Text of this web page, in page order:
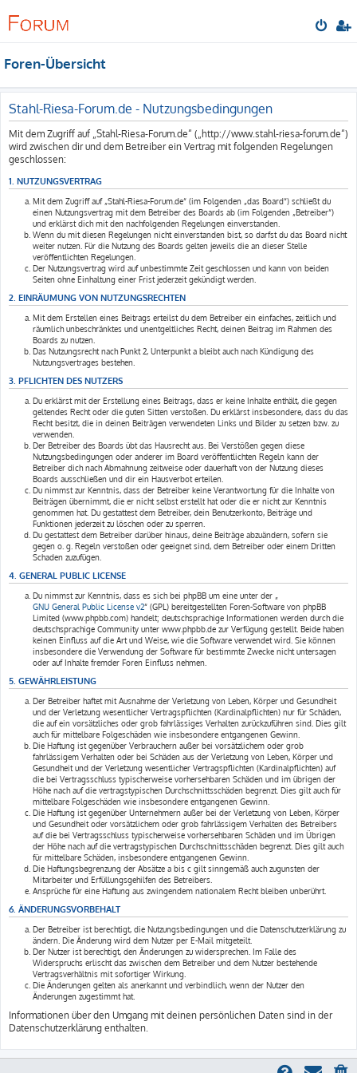
Foren-Übersicht
Stahl-Riesa-Forum.de - Nutzungsbedingungen
Mit dem Zugriff auf „Stahl-Riesa-Forum.de“ („http://www.stahl-riesa-forum.de“)
wird zwischen dir und dem Betreiber ein Vertrag mit folgenden Regelungen
geschlossen:
1. NUTZUNGSVERTRAG
Mit dem Zugriff auf „Stahl-Riesa-Forum.de“ (im Folgenden „das Board“) schließt du
einen Nutzungsvertrag mit dem Betreiber des Boards ab (im Folgenden „Betreiber“)
und erklärst dich mit den nachfolgenden Regelungen einverstanden.
Wenn du mit diesen Regelungen nicht einverstanden bist, so darfst du das Board nicht
weiter nutzen. Für die Nutzung des Boards gelten jeweils die an dieser Stelle
veröffentlichten Regelungen.
Der Nutzungsvertrag wird auf unbestimmte Zeit geschlossen und kann von beiden
Seiten ohne Einhaltung einer Frist jederzeit gekündigt werden.
2. EINRÄUMUNG VON NUTZUNGSRECHTEN
Mit dem Erstellen eines Beitrags erteilst du dem Betreiber ein einfaches, zeitlich und
räumlich unbeschränktes und unentgeltliches Recht, deinen Beitrag im Rahmen des
Boards zu nutzen.
Das Nutzungsrecht nach Punkt 2, Unterpunkt a bleibt auch nach Kündigung des
Nutzungsvertrages bestehen.
3. PFLICHTEN DES NUTZERS
Du erklärst mit der Erstellung eines Beitrags, dass er keine Inhalte enthält, die gegen
geltendes Recht oder die guten Sitten verstoßen. Du erklärst insbesondere, dass du das
Recht besitzt, die in deinen Beiträgen verwendeten Links und Bilder zu setzen bzw. zu
verwenden.
Der Betreiber des Boards übt das Hausrecht aus. Bei Verstößen gegen diese
Nutzungsbedingungen oder anderer im Board veröffentlichten Regeln kann der
Betreiber dich nach Abmahnung zeitweise oder dauerhaft von der Nutzung dieses
Boards ausschließen und dir ein Hausverbot erteilen.
Du nimmst zur Kenntnis, dass der Betreiber keine Verantwortung für die Inhalte von
Beiträgen übernimmt, die er nicht selbst erstellt hat oder die er nicht zur Kenntnis
genommen hat. Du gestattest dem Betreiber, dein Benutzerkonto, Beiträge und
Funktionen jederzeit zu löschen oder zu sperren.
Du gestattest dem Betreiber darüber hinaus, deine Beiträge abzuändern, sofern sie
gegen o. g. Regeln verstoßen oder geeignet sind, dem Betreiber oder einem Dritten
Schaden zuzufügen.
4. GENERAL PUBLIC LICENSE
Du nimmst zur Kenntnis, dass es sich bei phpBB um eine unter der „
GNU General Public License v2“ (GPL) bereitgestellten Foren-Software von phpBB
Limited (www.phpbb.com) handelt; deutschsprachige Informationen werden durch die
deutschsprachige Community unter www.phpbb.de zur Verfügung gestellt. Beide haben
keinen Einfluss auf die Art und Weise, wie die Software verwendet wird. Sie können
insbesondere die Verwendung der Software für bestimmte Zwecke nicht untersagen
oder auf Inhalte fremder Foren Einfluss nehmen.
5. GEWÄHRLEISTUNG
Der Betreiber haftet mit Ausnahme der Verletzung von Leben, Körper und Gesundheit
und der Verletzung wesentlicher Vertragspflichten (Kardinalpflichten) nur für Schäden,
die auf ein vorsätzliches oder grob fahrlässiges Verhalten zurückzuführen sind. Dies gilt
auch für mittelbare Folgeschäden wie insbesondere entgangenen Gewinn.
Die Haftung ist gegenüber Verbrauchern außer bei vorsätzlichem oder grob
fahrlässigem Verhalten oder bei Schäden aus der Verletzung von Leben, Körper und
Gesundheit und der Verletzung wesentlicher Vertragspflichten (Kardinalpflichten) auf
die bei Vertragsschluss typischerweise vorhersehbaren Schäden und im übrigen der
Höhe nach auf die vertragstypischen Durchschnittsschäden begrenzt. Dies gilt auch für
mittelbare Folgeschäden wie insbesondere entgangenen Gewinn.
Die Haftung ist gegenüber Unternehmern außer bei der Verletzung von Leben, Körper
und Gesundheit oder vorsätzlichem oder grob fahrlässigem Verhalten des Betreibers
auf die bei Vertragsschluss typischerweise vorhersehbaren Schäden und im Übrigen
der Höhe nach auf die vertragstypischen Durchschnittsschäden begrenzt. Dies gilt auch
für mittelbare Schäden, insbesondere entgangenen Gewinn.
Die Haftungsbegrenzung der Absätze a bis c gilt sinngemäß auch zugunsten der
Mitarbeiter und Erfüllungsgehilfen des Betreibers.
Ansprüche für eine Haftung aus zwingendem nationalem Recht bleiben unberührt.
6. ÄNDERUNGSVORBEHALT
Der Betreiber ist berechtigt, die Nutzungsbedingungen und die Datenschutzerklärung zu
ändern. Die Änderung wird dem Nutzer per E-Mail mitgeteilt.
Der Nutzer ist berechtigt, den Änderungen zu widersprechen. Im Falle des
Widerspruchs erlischt das zwischen dem Betreiber und dem Nutzer bestehende
Vertragsverhältnis mit sofortiger Wirkung.
Die Änderungen gelten als anerkannt und verbindlich, wenn der Nutzer den
Änderungen zugestimmt hat.
Informationen über den Umgang mit deinen persönlichen Daten sind in der
Datenschutzerklärung enthalten.